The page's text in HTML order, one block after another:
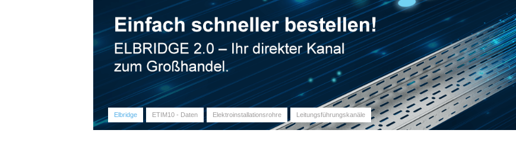
Elbridge ETIM10 - Daten Elektroinstallationsrohre Leitungsführungskanäle